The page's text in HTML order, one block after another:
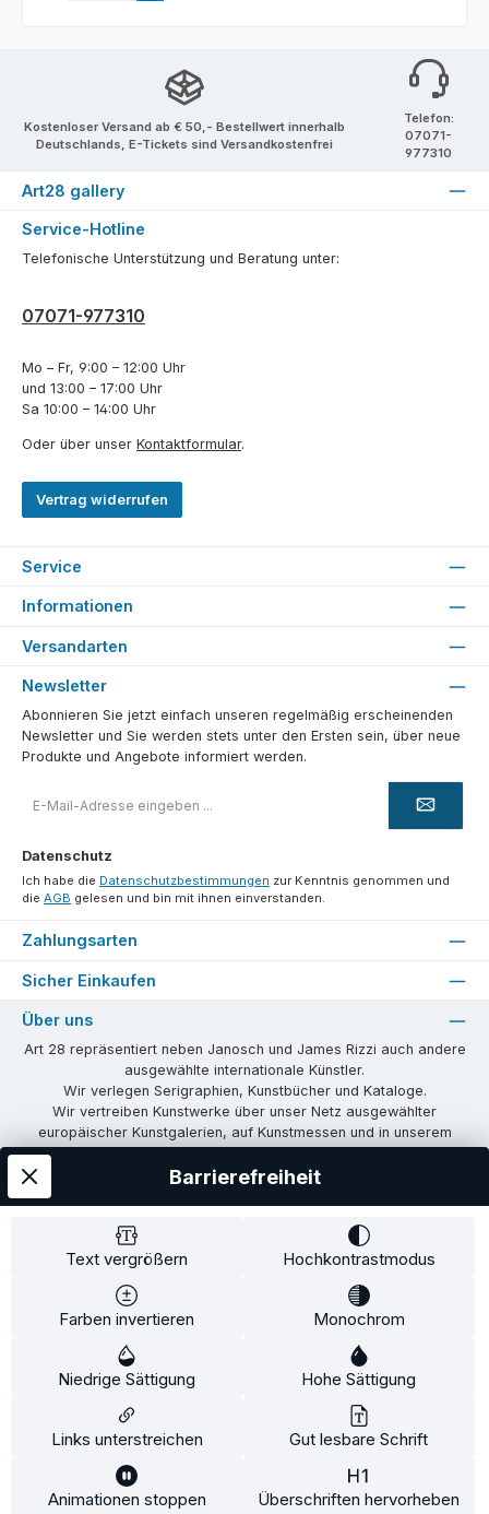
Kostenloser Versand ab € 50,- Bestellwert innerhalb
Deutschlands, E-Tickets sind Versandkostenfrei
Telefon:
07071-
977310
Art28 gallery
Service-Hotline
Telefonische Unterstützung und Beratung unter:
07071-977310
Mo – Fr, 9:00 – 12:00 Uhr
und 13:00 – 17:00 Uhr
Sa 10:00 – 14:00 Uhr
Oder über unser Kontaktformular.
Vertrag widerrufen
Service
Informationen
Versandarten
Newsletter
Abonnieren Sie jetzt einfach unseren regelmäßig erscheinenden
Newsletter und Sie werden stets unter den Ersten sein, über neue
Produkte und Angebote informiert werden.
Mail-
Datenschutz
Ich habe die Datenschutzbestimmungen zur Kenntnis genommen und
die AGB gelesen und bin mit ihnen einverstanden.
Zahlungsarten
Sicher Einkaufen
Über uns
Art 28 repräsentiert neben Janosch und James Rizzi auch andere
ausgewählte internationale Künstler.
Wir verlegen Serigraphien, Kunstbücher und Kataloge.
Wir vertreiben Kunstwerke über unser Netz ausgewählter
europäischer Kunstgalerien, auf Kunstmessen und in unserem
Wir vermitteln Lizenzen und organisieren Ausstellungen und
Unsere Communities
Versandkosten
Widerrufsformular
Impressum
Datenschutz
Alle Preise inkl. gesetzl. Mehrwertsteuer zzgl. Versandkosten
Nachnahmegebühren, wenn nicht anders angegeben.
Text vergrößern Hochkontrastmodus
Farben invertieren Monochrom
Niedrige Sättigung Hohe Sättigung
Links unterstreichen Gut lesbare Schrift
Animationen stoppen Überschriften hervorheben
Barrierefreiheit
Diese Website verwendet Cookies, um eine bestmögliche Erfahrung